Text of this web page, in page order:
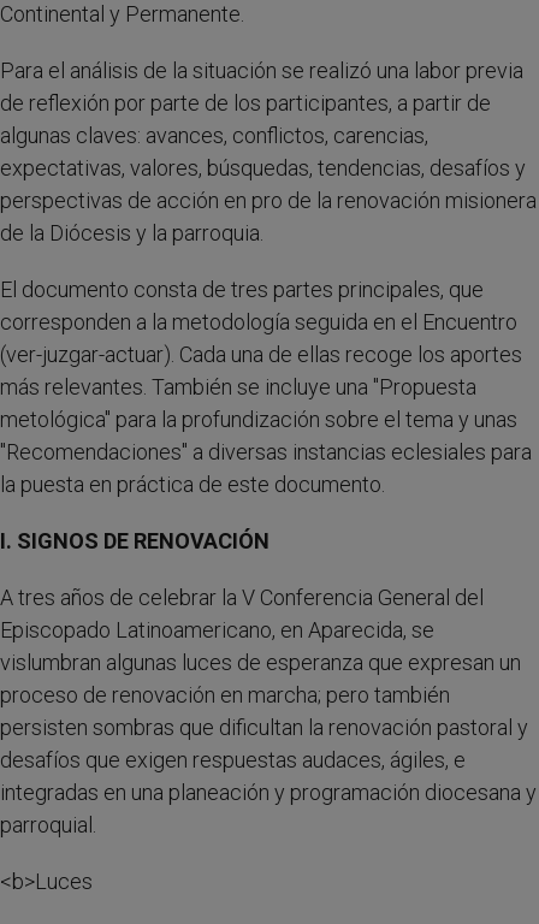
Continental y Permanente.
Para el análisis de la situación se realizó una labor previa
de reflexión por parte de los participantes, a partir de
algunas claves: avances, conflictos, carencias,
expectativas, valores, búsquedas, tendencias, desafíos y
perspectivas de acción en pro de la renovación misionera
de la Diócesis y la parroquia.
El documento consta de tres partes principales, que
corresponden a la metodología seguida en el Encuentro
(ver-juzgar-actuar). Cada una de ellas recoge los aportes
más relevantes. También se incluye una "Propuesta
metológica" para la profundización sobre el tema y unas
"Recomendaciones" a diversas instancias eclesiales para
la puesta en práctica de este documento.
I. SIGNOS DE RENOVACIÓN
A tres años de celebrar la V Conferencia General del
Episcopado Latinoamericano, en Aparecida, se
vislumbran algunas luces de esperanza que expresan un
proceso de renovación en marcha; pero también
persisten sombras que dificultan la renovación pastoral y
desafíos que exigen respuestas audaces, ágiles, e
integradas en una planeación y programación diocesana y
parroquial.
<b>Luces